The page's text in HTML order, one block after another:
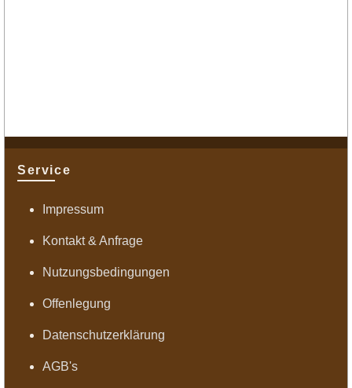
Service
Impressum
Kontakt & Anfrage
Nutzungsbedingungen
Offenlegung
Datenschutzerklärung
AGB's